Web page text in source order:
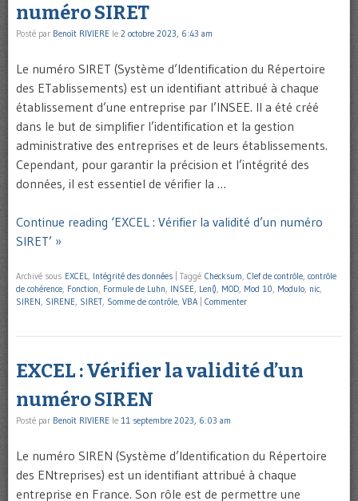
numéro SIRET
Posté par Benoît RIVIERE le 2 octobre 2023, 6:43 am
Le numéro SIRET (Système d’Identification du Répertoire
des ETablissements) est un identifiant attribué à chaque
établissement d’une entreprise par l’INSEE. Il a été créé
dans le but de simplifier l’identification et la gestion
administrative des entreprises et de leurs établissements.
Cependant, pour garantir la précision et l’intégrité des
données, il est essentiel de vérifier la …
Continue reading ‘EXCEL : Vérifier la validité d’un numéro
SIRET’ »
Archivé sous EXCEL Intégrité des données Taggé Checksum Clef de contrôle contrôle
de cohérence Fonction Formule de Luhn INSEE Len() MOD Mod 10 Modulo nic
SIREN SIRENE SIRET Somme de contrôle VBA Commenter
EXCEL : Vérifier la validité d’un
numéro SIREN
Posté par Benoît RIVIERE le 11 septembre 2023, 6:03 am
Le numéro SIREN (Système d’Identification du Répertoire
des ENtreprises) est un identifiant attribué à chaque
entreprise en France. Son rôle est de permettre une